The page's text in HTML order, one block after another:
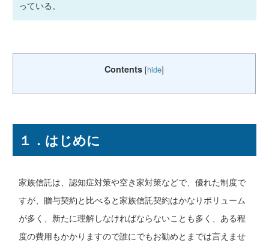
っている。
Contents [hide]
１．はじめに
家族信託は、認知症対策や空き家対策などで、優れた制度で
すが、贈与契約と比べると家族信託契約はかなりボリューム
が多く、新たに理解しなければならないことも多く、ある程
度の費用もかかりますので誰にでもお勧めとまでは言えませ